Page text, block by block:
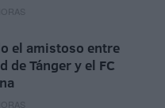
el amistoso entre
de Tánger y el FC